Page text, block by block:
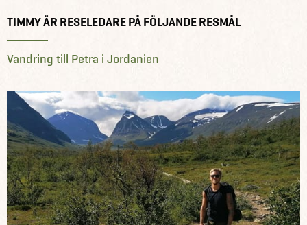
TIMMY ÄR RESELEDARE PÅ FÖLJANDE RESMÅL
Vandring till Petra i Jordanien